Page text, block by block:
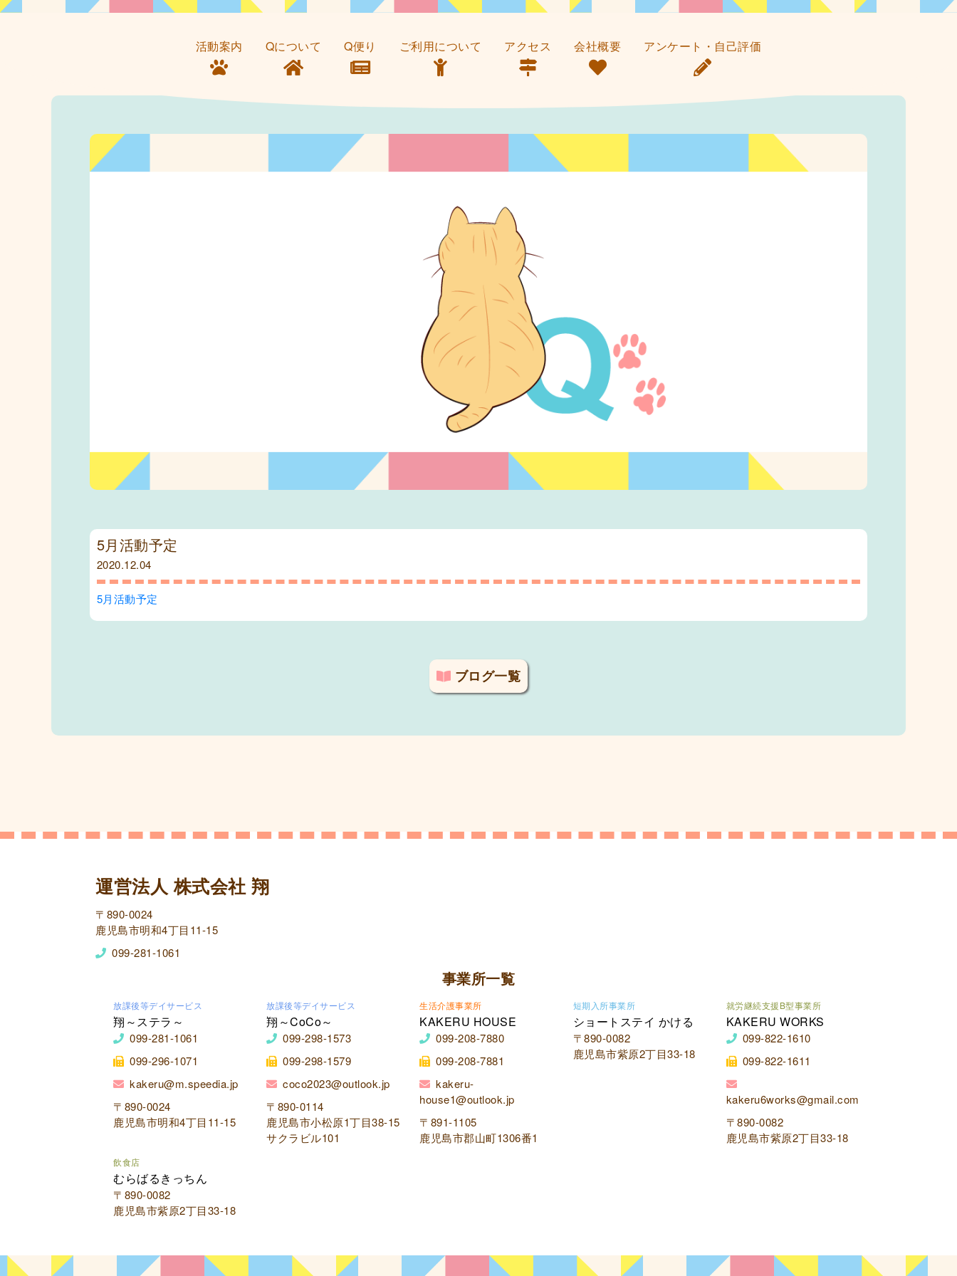
活動案内 Qについて Q便り ご利用について アクセス 会社概要 アンケート・自己評価
5月活動予定
2020.12.04
5月活動予定
ブログ一覧
運営法人 株式会社 翔
〒890-0024
鹿児島市明和4丁目11-15
099-281-1061
事業所一覧
放課後等デイサービス
翔～ステラ～
099-281-1061
099-296-1071
kakeru@m.speedia.jp
〒890-0024
鹿児島市明和4丁目11-15
放課後等デイサービス
翔～CoCo～
099-298-1573
099-298-1579
coco2023@outlook.jp
〒890-0114
鹿児島市小松原1丁目38-15
サクラビル101
生活介護事業所
KAKERU HOUSE
099-208-7880
099-208-7881
kakeru-
house1@outlook.jp
〒891-1105
鹿児島市郡山町1306番1
短期入所事業所
ショートステイ かける
〒890-0082
鹿児島市紫原2丁目33-18
就労継続支援B型事業所
KAKERU WORKS
099-822-1610
099-822-1611
kakeru6works@gmail.com
〒890-0082
鹿児島市紫原2丁目33-18
飲食店
むらばるきっちん
〒890-0082
鹿児島市紫原2丁目33-18